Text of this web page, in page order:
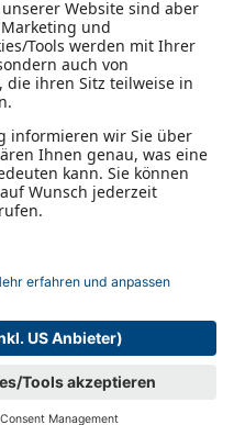
zur Corporate Website
© Diamond Aircraft
Industries